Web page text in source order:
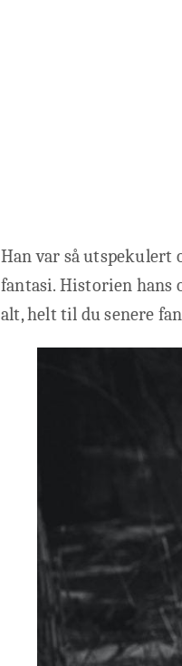
Han var så utspekulert
fantasi. Historien hans
alt, helt til du senere